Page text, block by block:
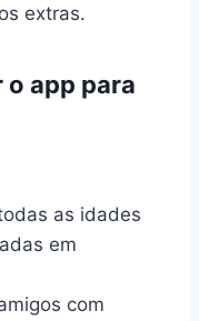
extras.
o app para
as idades
em
com